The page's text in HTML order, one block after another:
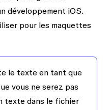
développement iOS.
pour les maquettes
le texte en tant que
vous ne serez pas
texte dans le fichier